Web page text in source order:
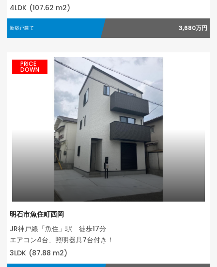
4LDK (107.62 m2)
新築戸建て 3,680万円
PRICE
DOWN
明石市魚住町西岡
JR神戸線「魚住」駅 徒歩17分
エアコン4台、照明器具7台付き！
3LDK (87.88 m2)